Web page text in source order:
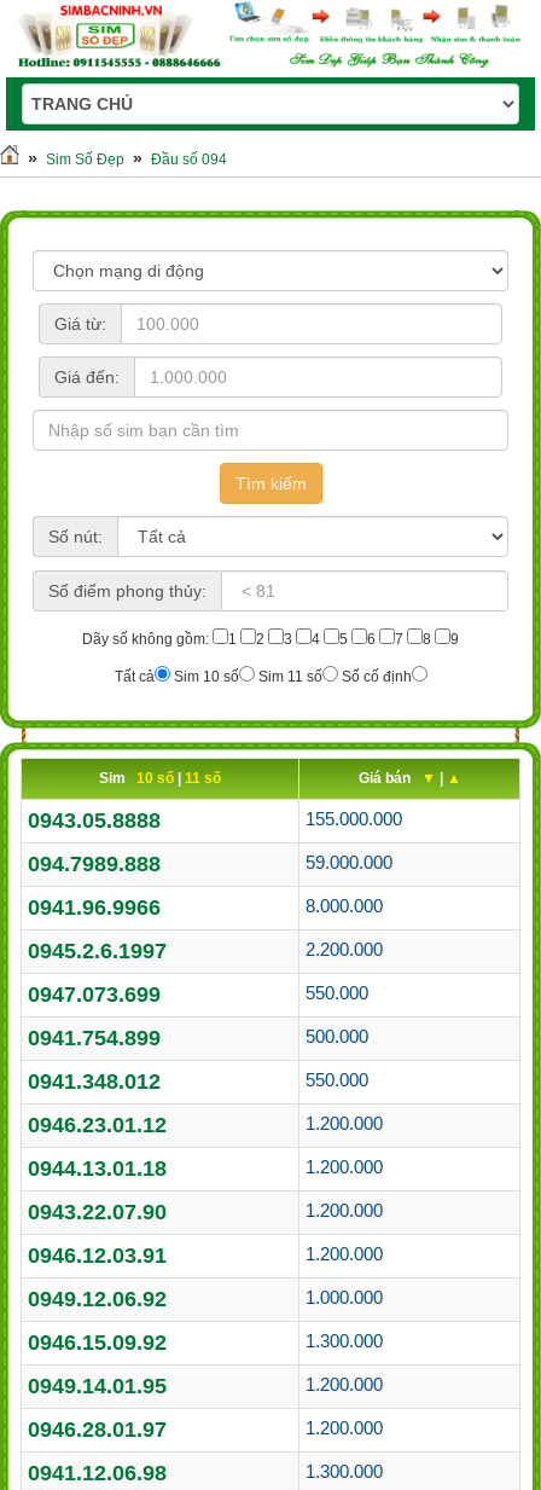
» Sim Số Đẹp » Đầu số 094
Giá từ:
Giá đến:
Số nút:
Số điểm phong thủy:
Dãy số không gồm: 1 2 3 4 5 6 7 8 9
Tất cả Sim 10 số Sim 11 số Số cố định
Sim 10 số | 11 số Giá bán ▼ | ▲
0943.05.8888 155.000.000
094.7989.888 59.000.000
0941.96.9966 8.000.000
0945.2.6.1997 2.200.000
0947.073.699 550.000
0941.754.899 500.000
0941.348.012 550.000
0946.23.01.12 1.200.000
0944.13.01.18 1.200.000
0943.22.07.90 1.200.000
0946.12.03.91 1.200.000
0949.12.06.92 1.000.000
0946.15.09.92 1.300.000
0949.14.01.95 1.200.000
0946.28.01.97 1.200.000
0941.12.06.98 1.300.000